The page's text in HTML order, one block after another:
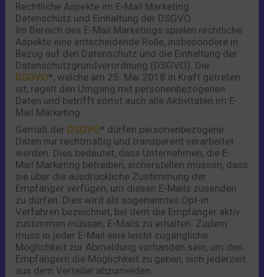
Rechtliche Aspekte im E-Mail Marketing
Datenschutz und Einhaltung der DSGVO
Im Bereich des E-Mail Marketings spielen rechtliche
Aspekte eine entscheidende Rolle, insbesondere in
Bezug auf den Datenschutz und die Einhaltung der
Datenschutzgrundverordnung (DSGVO). Die
DSGVO*, welche am 25. Mai 2018 in Kraft getreten
ist, regelt den Umgang mit personenbezogenen
Daten und betrifft somit auch alle Aktivitäten im E-
Mail Marketing.
Gemäß der DSGVO* dürfen personenbezogene
Daten nur rechtmäßig und transparent verarbeitet
werden. Dies bedeutet, dass Unternehmen, die E-
Mail Marketing betreiben, sicherstellen müssen, dass
sie über die ausdrückliche Zustimmung der
Empfänger verfügen, um diesen E-Mails zusenden
zu dürfen. Dies wird als sogenanntes Opt-in
Verfahren bezeichnet, bei dem die Empfänger aktiv
zustimmen müssen, E-Mails zu erhalten. Zudem
muss in jeder E-Mail eine leicht zugängliche
Möglichkeit zur Abmeldung vorhanden sein, um den
Empfängern die Möglichkeit zu geben, sich jederzeit
aus dem Verteiler abzumelden.